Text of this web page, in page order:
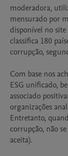
moderadora,
mensurado por
disponível no
classifica 180
corrupção,
Com base nos
ESG unificado,
associado
organizações
Entretanto,
corrupção, não
aceita).